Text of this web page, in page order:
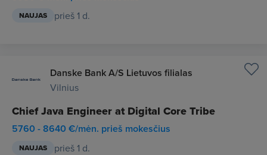
NAUJAS prieš 1 d.
Danske Bank A/S Lietuvos filialas
Vilnius
Chief Java Engineer at Digital Core Tribe
5760 - 8640 €/mėn. prieš mokesčius
NAUJAS prieš 1 d.